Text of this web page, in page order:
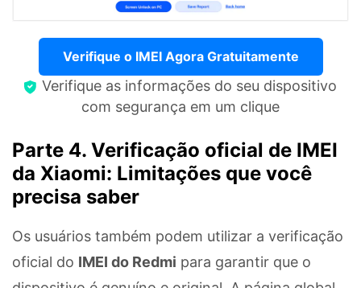
Verifique o IMEI Agora Gratuitamente
Verifique as informações do seu dispositivo
com segurança em um clique
Parte 4. Verificação oficial de IMEI
da Xiaomi: Limitações que você
precisa saber
Os usuários também podem utilizar a verificação
oficial do IMEI do Redmi para garantir que o